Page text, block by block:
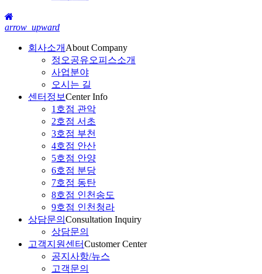
arrow_upward
회사소개 About Company
정오공유오피스소개
사업분야
오시는 길
센터정보Center Info
1호점 관악
2호점 서초
3호점 부천
4호점 안산
5호점 안양
6호점 분당
7호점 동탄
8호점 인천송도
9호점 인천청라
상담문의 Consultation Inquiry
상담문의
고객지원센터Customer Center
공지사항/뉴스
고객문의